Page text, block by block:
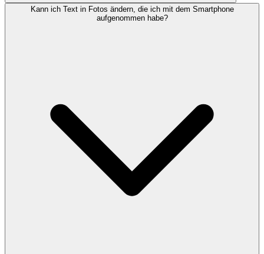
Kann ich Text in Fotos ändern, die ich mit dem Smartphone
aufgenommen habe?